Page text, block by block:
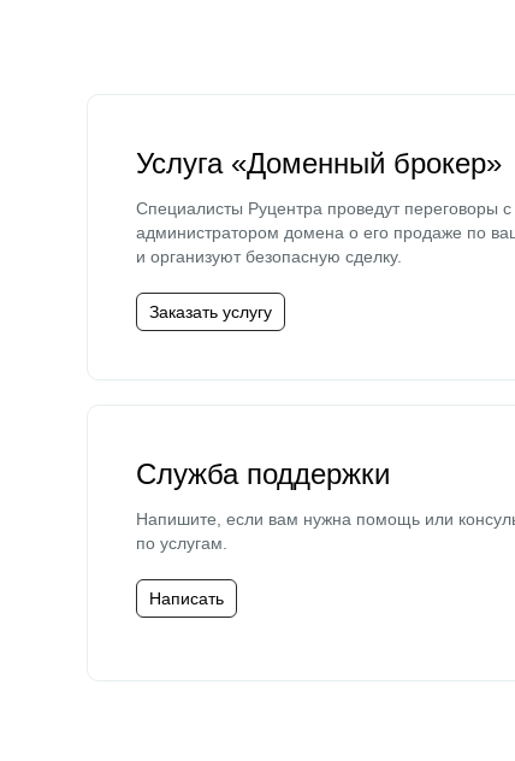
Услуга «Доменный брокер»
Специалисты Руцентра проведут переговоры с
администратором домена о его продаже по
и организуют безопасную сделку.
Заказать услугу
Служба поддержки
Напишите, если вам нужна помощь или
по услугам.
Написать